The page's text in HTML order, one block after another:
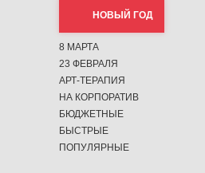
НОВЫЙ ГОД
8 МАРТА
23 ФЕВРАЛЯ
АРТ-ТЕРАПИЯ
НА КОРПОРАТИВ
БЮДЖЕТНЫЕ
БЫСТРЫЕ
ПОПУЛЯРНЫЕ